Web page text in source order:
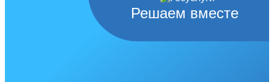
Решаем вместе